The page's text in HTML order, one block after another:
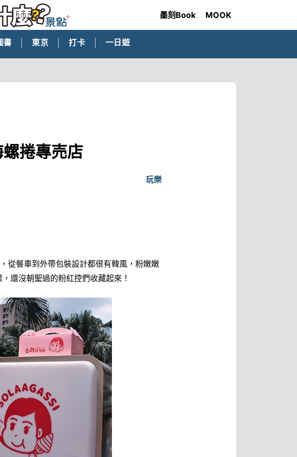
墨刻Book MOOK
書 東京 打卡 一日遊
捲專売店
玩樂
從餐車到外帶包裝設計都很有韓風，粉嫩嫩
還沒朝聖過的粉紅控們收藏起來！